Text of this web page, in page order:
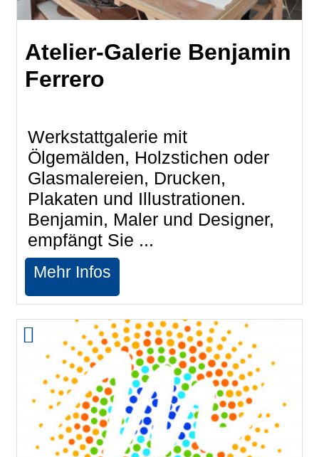
Atelier-Galerie Benjamin
Ferrero
Werkstattgalerie mit
Ölgemälden, Holzstichen oder
Glasmalereien, Drucken,
Plakaten und Illustrationen.
Benjamin, Maler und Designer,
empfängt Sie ...
Mehr Infos